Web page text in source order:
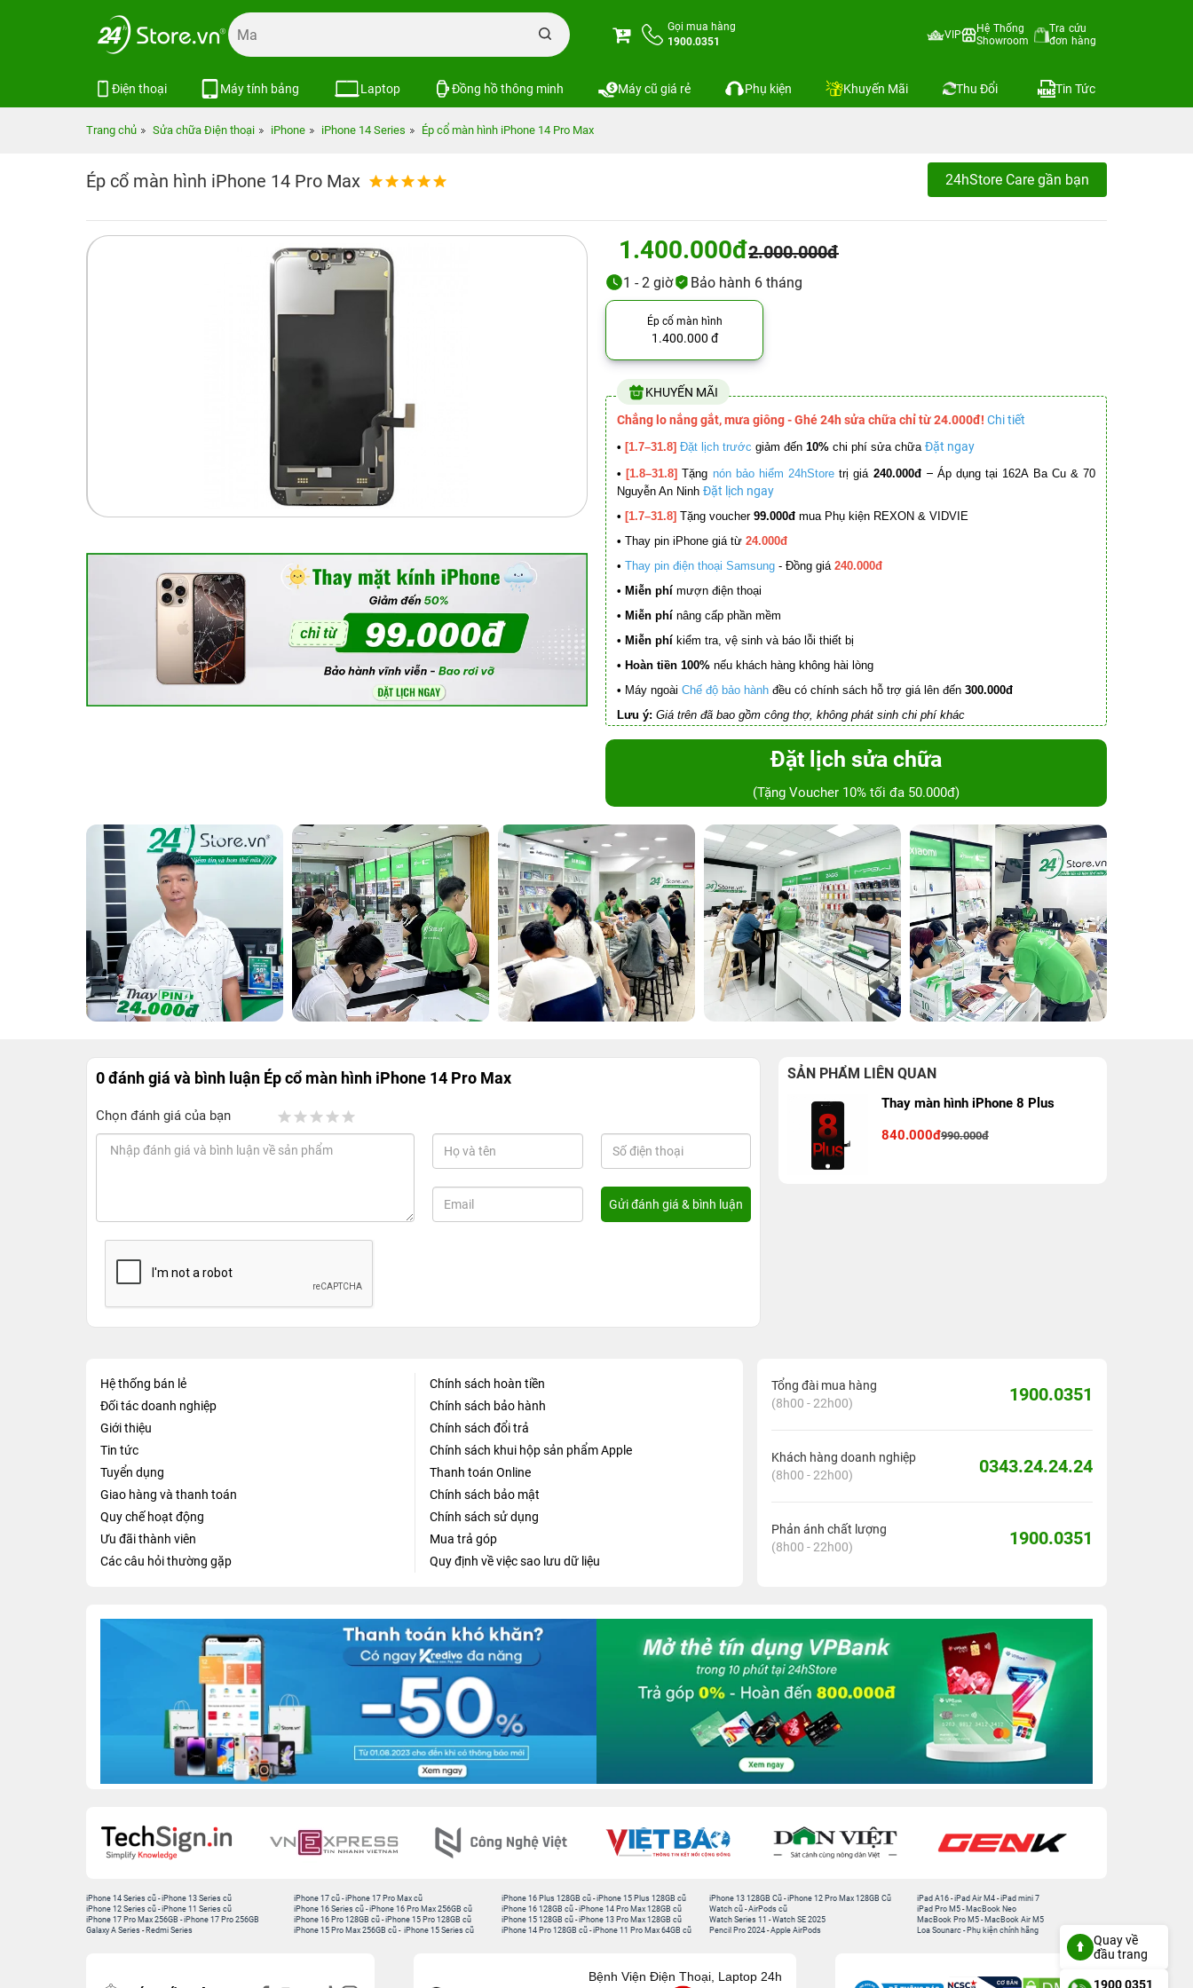
Gọi mua hàng
1900.0351
VIP
Hệ Thống
Showroom
Tra cứu
đơn hàng
Điện thoại Máy tính bảng Laptop Đồng hồ thông minh Máy cũ giá rẻ Phụ kiện Khuyến Mãi Thu Đổi Tin Tức
Trang chủ Sửa chữa Điện thoại iPhone iPhone 14 Series Ép cổ màn hình iPhone 14 Pro Max
Ép cổ màn hình iPhone 14 Pro Max 24hStore Care gần bạn
1.400.000đ2.000.000đ
1 - 2 giờ Bảo hành 6 tháng
Ép cổ màn hình
1.400.000 đ
KHUYẾN MÃI
Chẳng lo nắng gắt, mưa giông - Ghé 24h sửa chữa chỉ từ 24.000đ! Chi tiết
• [1.7–31.8] Đặt lịch trước giảm đến 10% chi phí sửa chữa Đặt ngay
• [1.8–31.8] Tặng nón bảo hiểm 24hStore trị giá 240.000đ – Áp dụng tại 162A Ba Cu & 70
Nguyễn An Ninh Đặt lịch ngay
• [1.7–31.8] Tặng voucher 99.000đ mua Phụ kiện REXON & VIDVIE
• Thay pin iPhone giá từ 24.000đ
• Thay pin điện thoại Samsung - Đồng giá 240.000đ
• Miễn phí mượn điện thoại
• Miễn phí nâng cấp phần mềm
• Miễn phí kiểm tra, vệ sinh và báo lỗi thiết bị
• Hoàn tiền 100% nếu khách hàng không hài lòng
• Máy ngoài Chế độ bảo hành đều có chính sách hỗ trợ giá lên đến 300.000đ
Lưu ý: Giá trên đã bao gồm công thợ, không phát sinh chi phí khác
Đặt lịch sửa chữa
(Tặng Voucher 10% tối đa 50.000đ)
0 đánh giá và bình luận Ép cổ màn hình iPhone 14 Pro Max
Chọn đánh giá của bạn
SẢN PHẨM LIÊN QUAN
Thay màn hình iPhone 8 Plus
840.000đ990.000đ
Hệ thống bán lẻ
Đối tác doanh nghiệp
Giới thiệu
Tin tức
Tuyển dụng
Giao hàng và thanh toán
Quy chế hoạt động
Ưu đãi thành viên
Các câu hỏi thường gặp
Chính sách hoàn tiền
Chính sách bảo hành
Chính sách đổi trả
Chính sách khui hộp sản phẩm Apple
Thanh toán Online
Chính sách bảo mật
Chính sách sử dụng
Mua trả góp
Quy định về việc sao lưu dữ liệu
Tổng đài mua hàng
(8h00 - 22h00)
1900.0351
Khách hàng doanh nghiệp
(8h00 - 22h00)
0343.24.24.24
Phản ánh chất lượng
(8h00 - 22h00)
1900.0351
iPhone 14 Series cũ -iPhone 13 Series cũ
iPhone 12 Series cũ -iPhone 11 Series cũ
iPhone 17 Pro Max 256GB -iPhone 17 Pro 256GB
Galaxy A Series - Redmi Series
iPhone 17 cũ -iPhone 17 Pro Max cũ
iPhone 16 Series cũ - iPhone 16 Pro Max 256GB cũ
iPhone 16 Pro 128GB cũ -iPhone 15 Pro 128GB cũ
iPhone 15 Pro Max 256GB cũ - iPhone 15 Series cũ
iPhone 16 Plus 128GB cũ -iPhone 15 Plus 128GB cũ
iPhone 16 128GB cũ -iPhone 14 Pro Max 128GB cũ
iPhone 15 128GB cũ -iPhone 13 Pro Max 128GB cũ
iPhone 14 Pro 128GB cũ -iPhone 11 Pro Max 64GB cũ
iPhone 13 128GB Cũ -iPhone 12 Pro Max 128GB Cũ
Watch cũ -AirPods cũ
Watch Series 11 -Watch SE 2025
Pencil Pro 2024 -Apple AirPods
iPad A16 -iPad Air M4 -iPad mini 7
iPad Pro M5 - MacBook Neo
MacBook Pro M5 - MacBook Air M5
Loa Sounarc - Phụ kiện chính hãng
Bệnh Viện Điện Thoại, Laptop 24h
Quay về
đầu trang
1900 0351